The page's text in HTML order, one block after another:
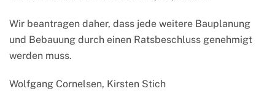
Wir beantragen daher, dass jede weitere Bauplanung
und Bebauung durch einen Ratsbeschluss genehmigt
werden muss.
Wolfgang Cornelsen, Kirsten Stich